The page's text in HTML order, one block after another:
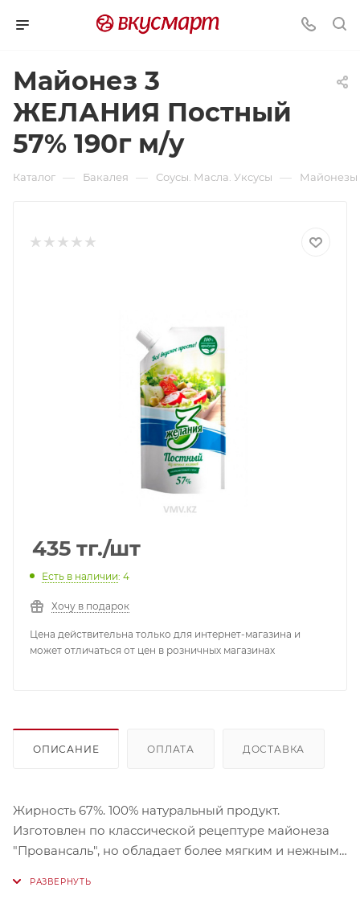
Майонез 3
ЖЕЛАНИЯ Постный
57% 190г м/у
Каталог — Бакалея — Соусы. Масла. Уксусы — Майонезы
435 тг./шт
Есть в наличии: 4
Хочу в подарок
Цена действительна только для интернет-магазина и
может отличаться от цен в розничных магазинах
ОПИСАНИЕ ОПЛАТА ДОСТАВКА
Жирность 67%. 100% натуральный продукт.
Изготовлен по классической рецептуре майонеза
"Провансаль", но обладает более мягким и нежным